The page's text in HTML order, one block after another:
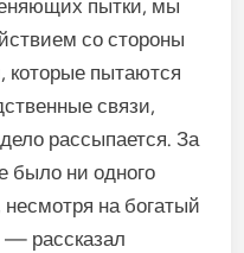
пытки, мы
со стороны
которые пытаются
связи,
рассыпается. За
было ни одного
несмотря на богатый
— рассказал